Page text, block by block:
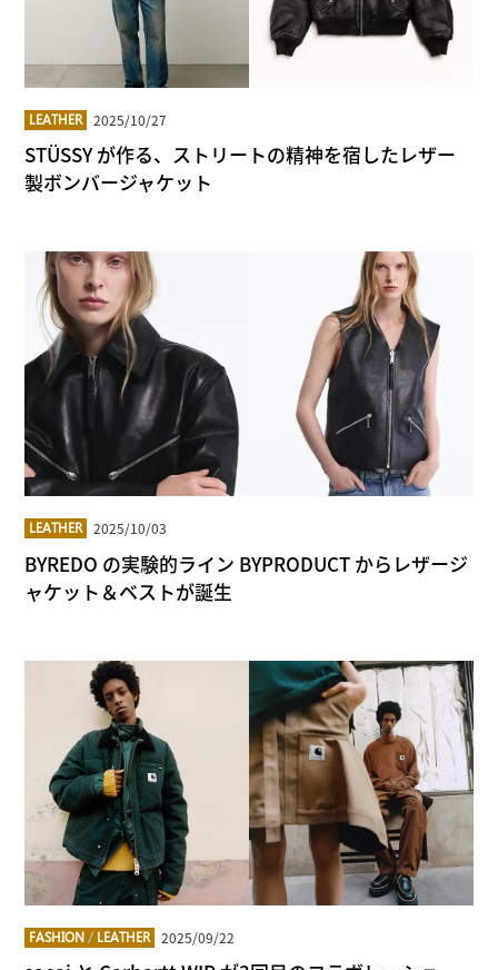
LEATHER 2025/10/27
STÜSSY が作る、ストリートの精神を宿したレザー
製ボンバージャケット
LEATHER 2025/10/03
BYREDO の実験的ライン BYPRODUCT からレザージ
ャケット＆ベストが誕生
FASHION / LEATHER 2025/09/22